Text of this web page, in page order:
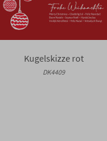
Kugelskizze rot
DK4409